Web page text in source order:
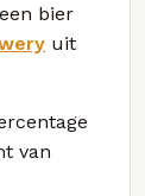
bier
uit
van